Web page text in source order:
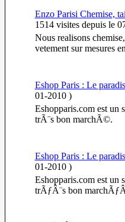
Enzo Parisi Chemise,
1514 visites depuis le
Nous realisons
vetement sur mesures
Eshop Paris : Le
01-2010)
Eshopparis.com est un
trÃ¨s bon marchÃ©.
Eshop Paris : Le
01-2010)
Eshopparis.com est un
trÃƒÂ¨s bon